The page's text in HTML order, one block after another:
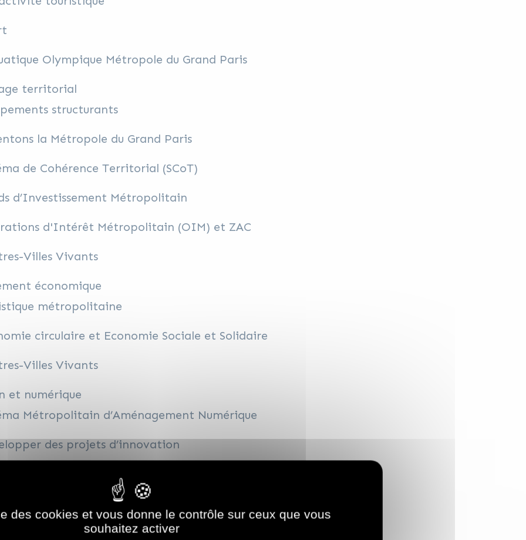
Olympique Métropole du Grand Paris
territorial
structurants
la Métropole du Grand Paris
de Cohérence Territorial (SCoT)
d’Investissement Métropolitain
d'Intérêt Métropolitain (OIM) et ZAC
Villes Vivants
économique
métropolitaine
circulaire et Economie Sociale et Solidaire
Villes Vivants
et numérique
Métropolitain d’Aménagement Numérique
des projets d’innovation
Numérique et Numérique responsable
et les données du territoire
des cookies et vous donne le contrôle sur ceux que vous
souhaitez activer